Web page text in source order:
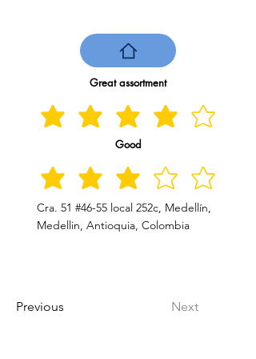
Great assortment
Good
Cra. 51 #46-55 local 252c, Medellín,
Medellin, Antioquia, Colombia
Previous Next